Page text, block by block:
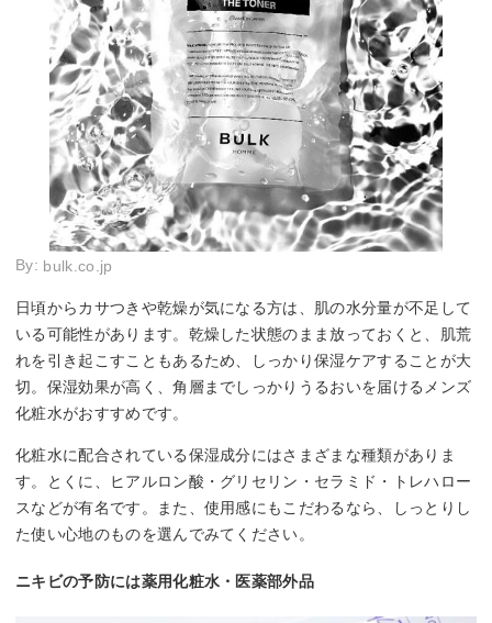
By: bulk.co.jp
日頃からカサつきや乾燥が気になる方は、肌の水分量が不足して
いる可能性があります。乾燥した状態のまま放っておくと、肌荒
れを引き起こすこともあるため、しっかり保湿ケアすることが大
切。保湿効果が高く、角層までしっかりうるおいを届けるメンズ
化粧水がおすすめです。
化粧水に配合されている保湿成分にはさまざまな種類がありま
す。とくに、ヒアルロン酸・グリセリン・セラミド・トレハロー
スなどが有名です。また、使用感にもこだわるなら、しっとりし
た使い心地のものを選んでみてください。
ニキビの予防には薬用化粧水・医薬部外品